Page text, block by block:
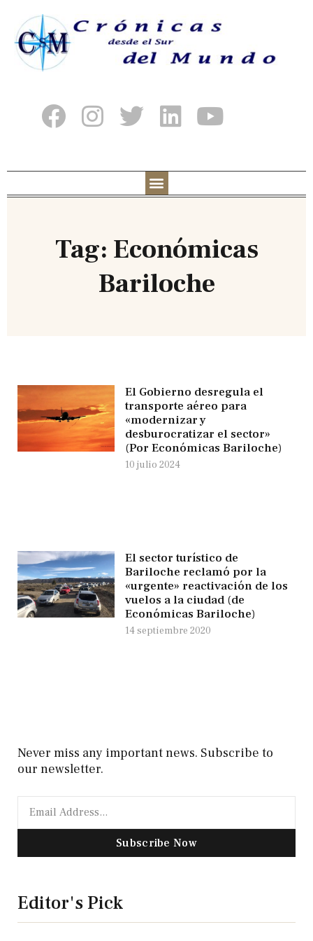
Tag: Económicas
Bariloche
El Gobierno desregula el
transporte aéreo para
«modernizar y
desburocratizar el sector»
(Por Económicas Bariloche)
10 julio 2024
El sector turístico de
Bariloche reclamó por la
«urgente» reactivación de los
vuelos a la ciudad (de
Económicas Bariloche)
14 septiembre 2020
Never miss any important news. Subscribe to
our newsletter.
Subscribe Now
Editor's Pick